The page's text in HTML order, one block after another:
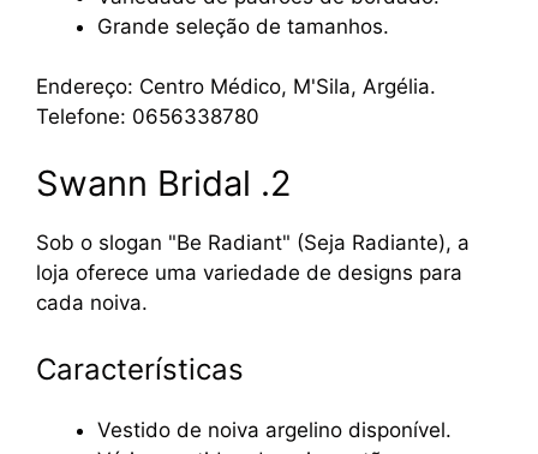
Grande seleção de tamanhos.
Endereço: Centro Médico, M'Sila, Argélia.
Telefone: 0656338780
Swann Bridal .2
Sob o slogan "Be Radiant" (Seja Radiante), a
loja oferece uma variedade de designs para
cada noiva.
Características
Vestido de noiva argelino disponível.